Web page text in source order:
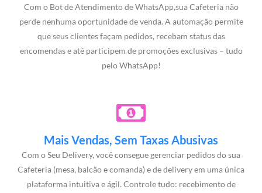
Com o Bot de Atendimento de WhatsApp,sua Cafeteria não
perde nenhuma oportunidade de venda. A automação permite
que seus clientes façam pedidos, recebam status das
encomendas e até participem de promoções exclusivas – tudo
pelo WhatsApp!
Mais Vendas, Sem Taxas Abusivas
Com o Seu Delivery, você consegue gerenciar pedidos do sua
Cafeteria (mesa, balcão e comanda) e de delivery em uma única
plataforma intuitiva e ágil. Controle tudo: recebimento de